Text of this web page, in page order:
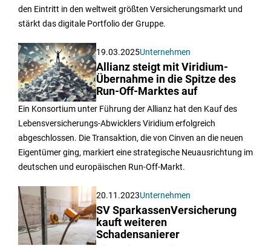
den Eintritt in den weltweit größten Versicherungsmarkt und
stärkt das digitale Portfolio der Gruppe.
19.03.2025Unternehmen
Allianz steigt mit Viridium-
Übernahme in die Spitze des
Run-Off-Marktes auf
Ein Konsortium unter Führung der Allianz hat den Kauf des
Lebensversicherungs-Abwicklers Viridium erfolgreich
abgeschlossen. Die Transaktion, die von Cinven an die neuen
Eigentümer ging, markiert eine strategische Neuausrichtung im
deutschen und europäischen Run-Off-Markt.
20.11.2023Unternehmen
SV SparkassenVersicherung
kauft weiteren
Schadensanierer